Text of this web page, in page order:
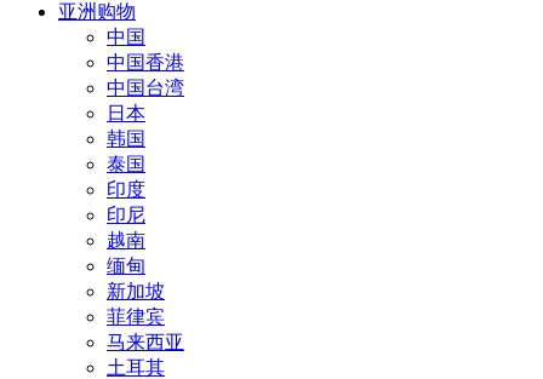
亚洲购物
中国
中国香港
中国台湾
日本
韩国
泰国
印度
印尼
越南
缅甸
新加坡
菲律宾
马来西亚
土耳其